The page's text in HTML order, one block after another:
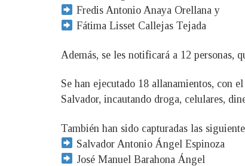
Fredis Antonio Anaya Orellana y
Fátima Lisset Callejas Tejada
Además, se les notificará a 12 personas,
Se han ejecutado 18 allanamientos, con
Salvador, incautando droga, celulares,
También han sido capturadas las
Salvador Antonio Ángel Espinoza
José Manuel Barahona Ángel